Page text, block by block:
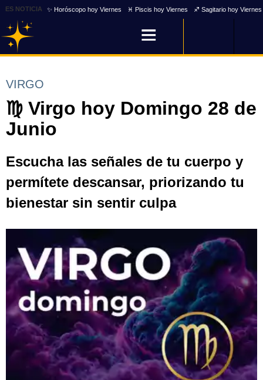
ES NOTICIA ✨ Horóscopo hoy Viernes ♓ Piscis hoy Viernes ♐ Sagitario hoy Viernes
VIRGO
♍ Virgo hoy Domingo 28 de
Junio
Escucha las señales de tu cuerpo y
permítete descansar, priorizando tu
bienestar sin sentir culpa